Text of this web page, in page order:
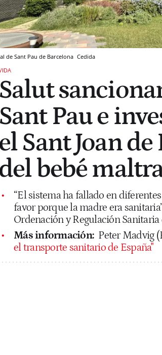
de Sant Pau de Barcelona Cedida
Salut
Sant Pau e
Sant Joan
bebé
“El sistema ha fallado en
favor porque la madre era
Ordenación y Regulación Sanitaria
Más información: Peter Madvig
el transporte sanitario de España"